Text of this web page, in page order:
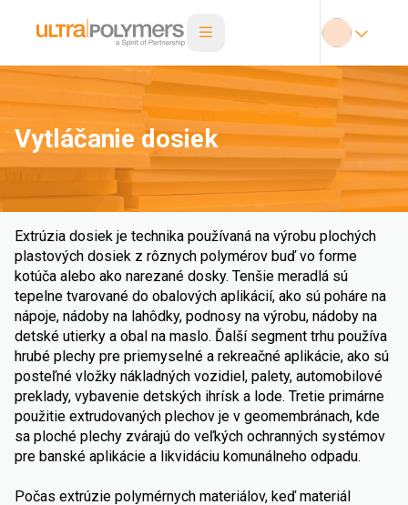
Vytláčanie dosiek
Extrúzia dosiek je technika používaná na výrobu plochých
plastových dosiek z rôznych polymérov buď vo forme
kotúča alebo ako narezané dosky. Tenšie meradlá sú
tepelne tvarované do obalových aplikácií, ako sú poháre na
nápoje, nádoby na lahôdky, podnosy na výrobu, nádoby na
detské utierky a obal na maslo. Ďalší segment trhu používa
hrubé plechy pre priemyselné a rekreačné aplikácie, ako sú
posteľné vložky nákladných vozidiel, palety, automobilové
preklady, vybavenie detských ihrísk a lode. Tretie primárne
použitie extrudovaných plechov je v geomembránach, kde
sa ploché plechy zvárajú do veľkých ochranných systémov
pre banské aplikácie a likvidáciu komunálneho odpadu.
Počas extrúzie polymérnych materiálov, keď materiál